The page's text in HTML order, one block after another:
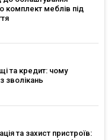
комплект меблів під
та кредит: чому
зволікань
та захист пристроїв: